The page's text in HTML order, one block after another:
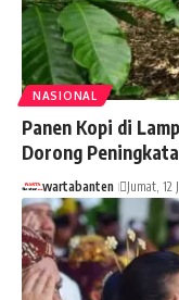
NASIONAL
Panen Kopi di
Dorong
wartabanten Jumat, 12